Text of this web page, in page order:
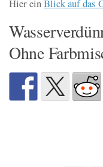
Hier einBlick auf das
Ohne